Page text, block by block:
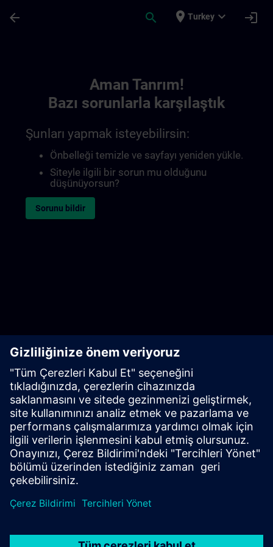
arrow_back search place Turkey expand_more login
Aman Tanrım!
Bazı sorunlarla karşılaştık
Şunları yapmak isteyebilirsin:
Önbelleği temizle ve sayfayı yeniden yükle.
Siteyle ilgili bir sorun mu olduğunu
düşünüyorsun?
Sorunu bildir